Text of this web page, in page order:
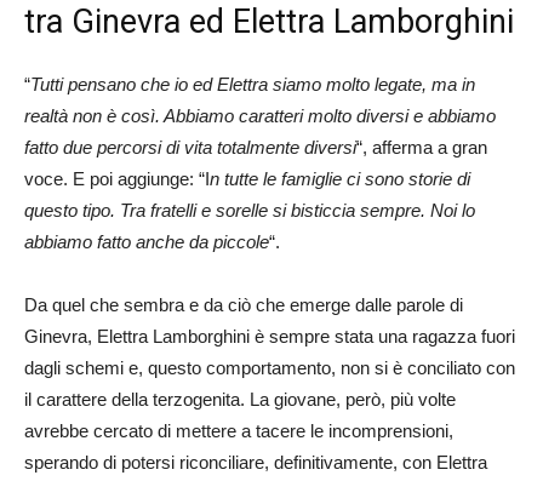
tra Ginevra ed Elettra Lamborghini
“Tutti pensano che io ed Elettra siamo molto legate, ma in
realtà non è così. Abbiamo caratteri molto diversi e abbiamo
fatto due percorsi di vita totalmente diversi“, afferma a gran
voce. E poi aggiunge: “In tutte le famiglie ci sono storie di
questo tipo. Tra fratelli e sorelle si bisticcia sempre. Noi lo
abbiamo fatto anche da piccole“.
Da quel che sembra e da ciò che emerge dalle parole di
Ginevra, Elettra Lamborghini è sempre stata una ragazza fuori
dagli schemi e, questo comportamento, non si è conciliato con
il carattere della terzogenita. La giovane, però, più volte
avrebbe cercato di mettere a tacere le incomprensioni,
sperando di potersi riconciliare, definitivamente, con Elettra